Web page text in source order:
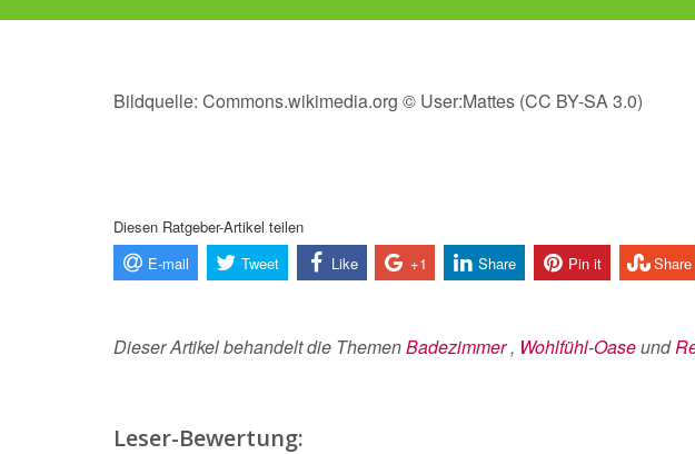
Bildquelle: Commons.wikimedia.org © User:Mattes (CC BY-SA 3.0)
Diesen Ratgeber-Artikel teilen
E-mail
Tweet Like +1 Share Pin it Share
Dieser Artikel behandelt die ThemenBadezimmer, Wohlfühl-Oaseund
Leser-Bewertung: